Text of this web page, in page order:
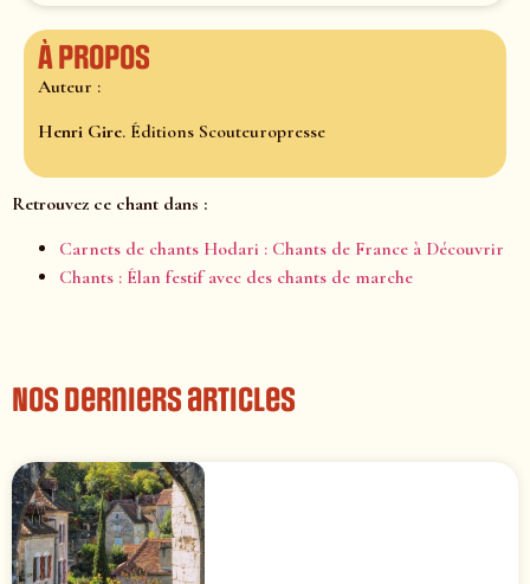
À propos
Auteur :
Henri Gire. Éditions Scouteuropresse
Retrouvez ce chant dans :
Carnets de chants Hodari : Chants de France à Découvrir
Chants : Élan festif avec des chants de marche
Nos derniers articles